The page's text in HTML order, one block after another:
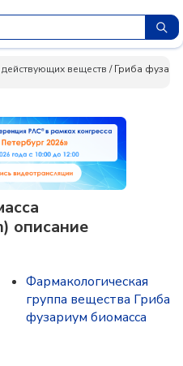
действующих веществ /Гриба
описание
Фармакологическая
группа вещества Гриба
фузариум биомасса